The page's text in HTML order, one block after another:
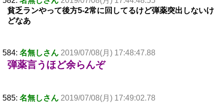
貧乏ランやって後方5-2常に回してるけど弾薬突出しないけ
どなあ
584: 名無しさん 2019/07/08(月) 17:48:47.88
弾薬言うほど余らんぞ
585: 名無しさん 2019/07/08(月) 17:49:02.78